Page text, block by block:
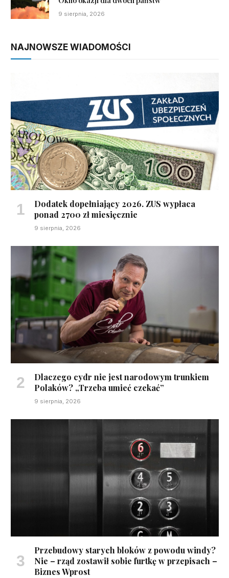
9 sierpnia, 2026
NAJNOWSZE WIADOMOŚCI
Dodatek dopełniający 2026. ZUS wypłaca
ponad 2700 zł miesięcznie
9 sierpnia, 2026
Dlaczego cydr nie jest narodowym trunkiem
Polaków? „Trzeba umieć czekać”
9 sierpnia, 2026
Przebudowy starych bloków z powodu windy?
Nie – rząd zostawił sobie furtkę w przepisach –
Biznes Wprost